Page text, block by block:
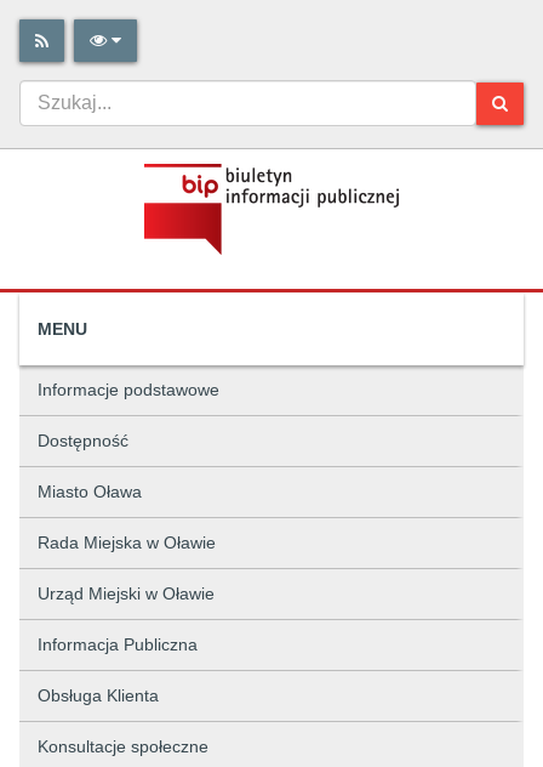
MENU
Informacje podstawowe
Dostępność
Miasto Oława
Rada Miejska w Oławie
Urząd Miejski w Oławie
Informacja Publiczna
Obsługa Klienta
Konsultacje społeczne